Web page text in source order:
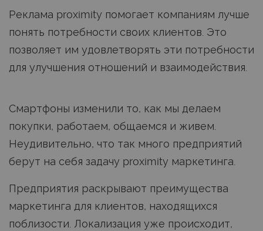
Реклама proximity помогает компаниям лучше
понять потребности своих клиентов. Это
позволяет им удовлетворять эти потребности
для улучшения отношений и взаимодействия.
Смартфоны изменили то, как мы делаем
покупки, работаем, общаемся и живем.
Неудивительно, что так много предприятий
берут на себя задачу proximity маркетинга.
Предприятия раскрывают преимущества
маркетинга для клиентов, находящихся
поблизости. Локализация уже происходит,